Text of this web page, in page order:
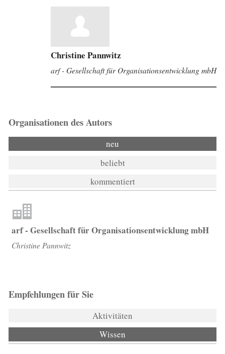
Christine Pannwitz
arf - Gesellschaft für Organisationsentwicklung mbH
Organisationen des Autors
neu
beliebt
kommentiert
arf - Gesellschaft für Organisationsentwicklung mbH
Christine Pannwitz
Empfehlungen für Sie
Aktivitäten
Wissen